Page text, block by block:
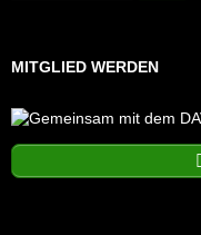
MITGLIED WERDEN